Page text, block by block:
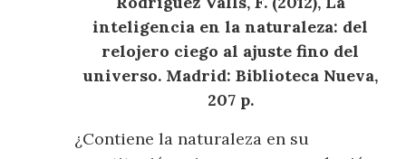
inteligencia en la naturaleza: del
relojero ciego al ajuste fino del
universo. Madrid: Biblioteca Nueva,
207 p.
¿Contiene la naturaleza en su